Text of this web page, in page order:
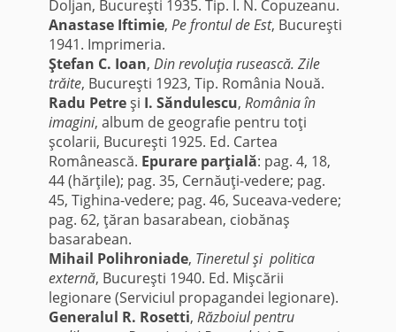
Doljan, Bucureşti 1935. Tip. I. N. Copuzeanu.
Anastase Iftimie, Pe frontul de Est, Bucureşti
1941. Imprimeria.
Ştefan C. Ioan, Din revoluţia rusească. Zile
trăite, Bucureşti 1923, Tip. România Nouă.
Radu Petreşi I. Săndulescu, România în
imagini, album de geografie pentru toţi
şcolarii, Bucureşti 1925. Ed. Cartea
Românească. Epurare parţială: pag. 4, 18,
44 (hărţile); pag. 35, Cernăuţi-vedere; pag.
45, Tighina-vedere; pag. 46, Suceava-vedere;
pag. 62, ţăran basarabean, ciobănaş
basarabean.
Mihail Polihroniade, Tineretul şi politica
externă, Bucureşti 1940. Ed. Mişcării
legionare (Serviciul propagandei legionare).
Generalul R. Rosetti, Războiul pentru